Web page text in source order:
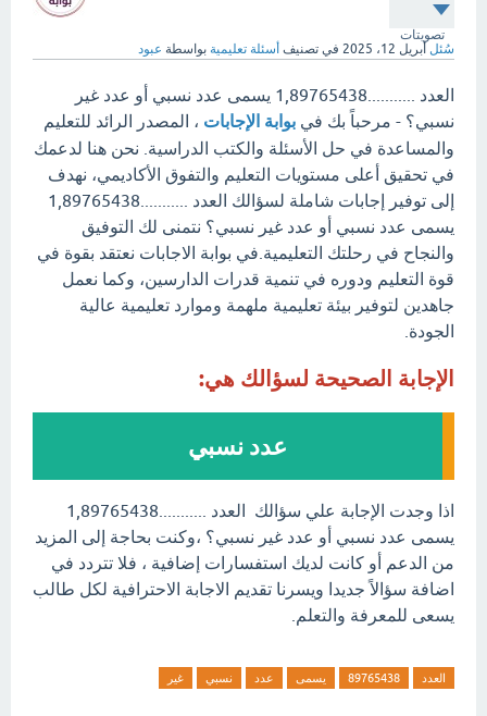
تصويتات
سُئل أبريل 12، 2025 في تصنيف أسئلة تعليمية بواسطة عبود
العدد ...........1,89765438 يسمى عدد نسبي أو عدد غير
نسبي؟ - مرحباً بك في بوابة الإجابات ، المصدر الرائد للتعليم
والمساعدة في حل الأسئلة والكتب الدراسية. نحن هنا لدعمك
في تحقيق أعلى مستويات التعليم والتفوق الأكاديمي، نهدف
إلى توفير إجابات شاملة لسؤالك العدد ...........1,89765438
يسمى عدد نسبي أو عدد غير نسبي؟ نتمنى لك التوفيق
والنجاح في رحلتك التعليمية.في بوابة الاجابات نعتقد بقوة في
قوة التعليم ودوره في تنمية قدرات الدارسين، وكما نعمل
جاهدين لتوفير بيئة تعليمية ملهمة وموارد تعليمية عالية
الجودة.
الإجابة الصحيحة لسؤالك هي:
عدد نسبي
اذا وجدت الإجابة علي سؤالك العدد ...........1,89765438
يسمى عدد نسبي أو عدد غير نسبي؟ ،وكنت بحاجة إلى المزيد
من الدعم أو كانت لديك استفسارات إضافية ، فلا تتردد في
اضافة سؤالاً جديدا ويسرنا تقديم الاجابة الاحترافية لكل طالب
يسعى للمعرفة والتعلم.
العدد 89765438 يسمى عدد نسبي غير